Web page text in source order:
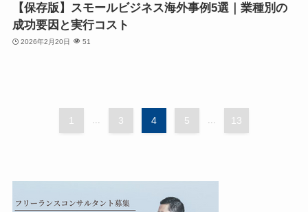
【保存版】スモールビジネス海外事例5選｜業種別の
成功要因と実行コスト
2026年2月20日 51
1 3 4 5 13